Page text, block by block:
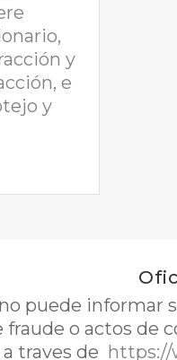
y
e
y
puede informar
o actos de
traves de https://